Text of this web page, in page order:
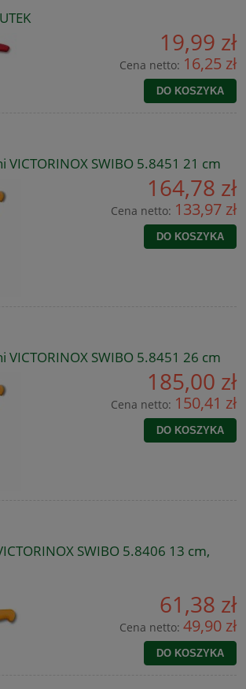
19,99 zł
Cena netto: 16,25 zł
DO KOSZYKA
VICTORINOX SWIBO 5.8451 21 cm
164,78 zł
Cena netto: 133,97 zł
DO KOSZYKA
VICTORINOX SWIBO 5.8451 26 cm
185,00 zł
Cena netto: 150,41 zł
DO KOSZYKA
SWIBO 5.8406 13 cm,
61,38 zł
Cena netto: 49,90 zł
DO KOSZYKA